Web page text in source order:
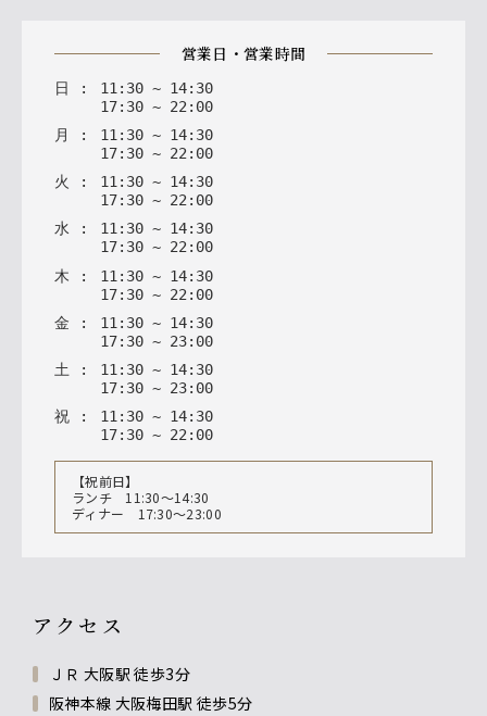
営業日・営業時間
日 : 11 : 30 ~ 14: 30
17: 30 ~ 22 : 00
月
: 11 : 30 ~ 14: 30
17: 30 ~ 22 : 00
火
: 11: 30 ~ 14: 30
17: 30 ~ 22: 00
水 : 11: 30 ~ 14: 30
17: 30 ~ 22: 00
木 : 11 : 30 ~ 14: 30
17: 30 ~ 22 : 00
金 : 11 : 30 ~ 14: 30
17: 30 ~ 23: 00
土 : 11 : 30 ~ 14: 30
17: 30 ~ 23: 00
祝 : 11 : 30 ~ 14: 30
17: 30 ~ 22 : 00
【祝前日】
ランチ 11:30〜14:30
ディナー 17:30〜23:00
アクセス
ＪＲ 大阪駅 徒歩3分
阪神本線 大阪梅田駅 徒歩5分